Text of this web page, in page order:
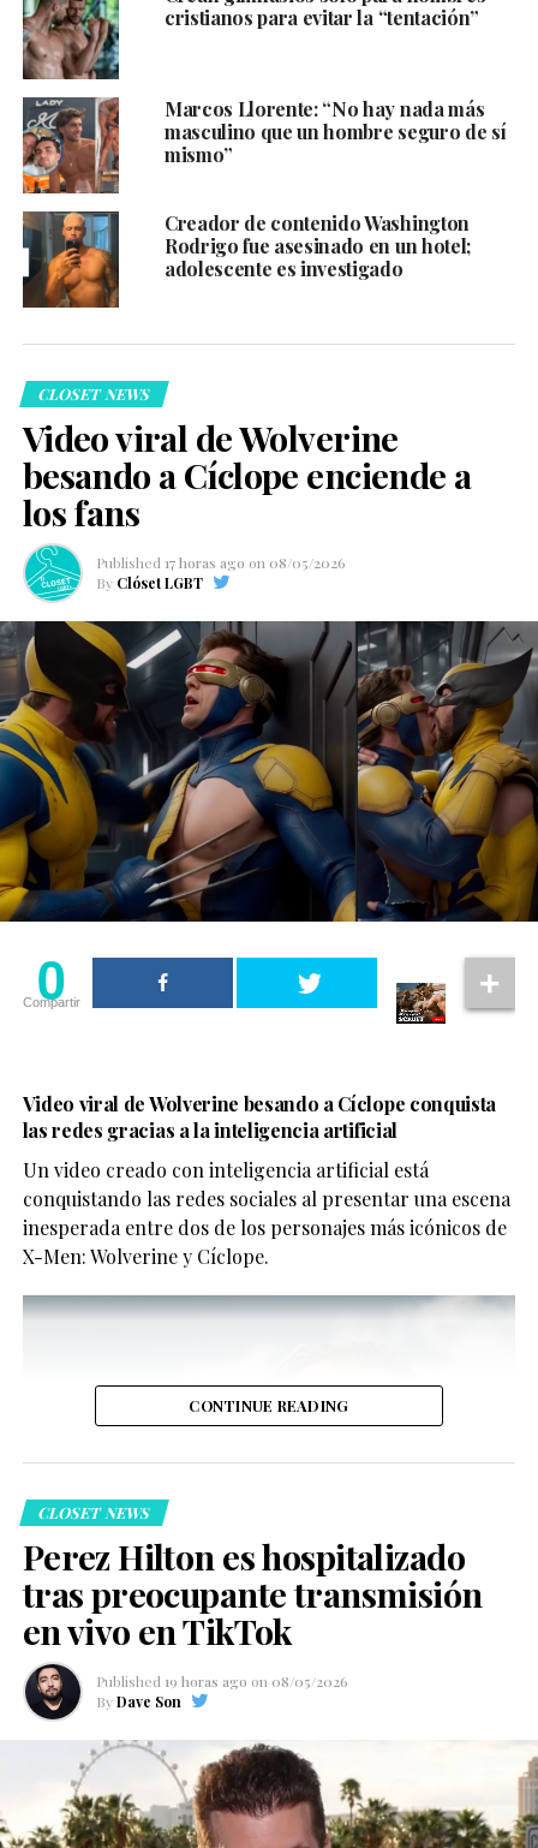
cristianos para evitar la “tentación”
Marcos Llorente: “No hay nada más
masculino que un hombre seguro de sí
mismo”
Creador de contenido Washington
Rodrigo fue asesinado en un hotel;
adolescente es investigado
CLOSET NEWS
Video viral de Wolverine
besando a Cíclope enciende a
los fans
Published 17 horas ago on 08/05/2026
By Clóset LGBT
0
Compartir
Video viral de Wolverine besando a Cíclope conquista
las redes gracias a la inteligencia artificial
Un video creado con inteligencia artificial está
conquistando las redes sociales al presentar una escena
inesperada entre dos de los personajes más icónicos de
X-Men: Wolverine y Cíclope.
CONTINUE READING
CLOSET NEWS
Perez Hilton es hospitalizado
tras preocupante transmisión
en vivo en TikTok
Published 19 horas ago on 08/05/2026
By Dave Son